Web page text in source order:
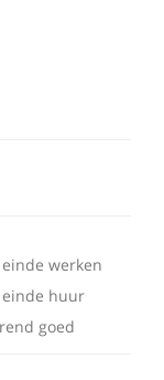
werken
einde huur
goed